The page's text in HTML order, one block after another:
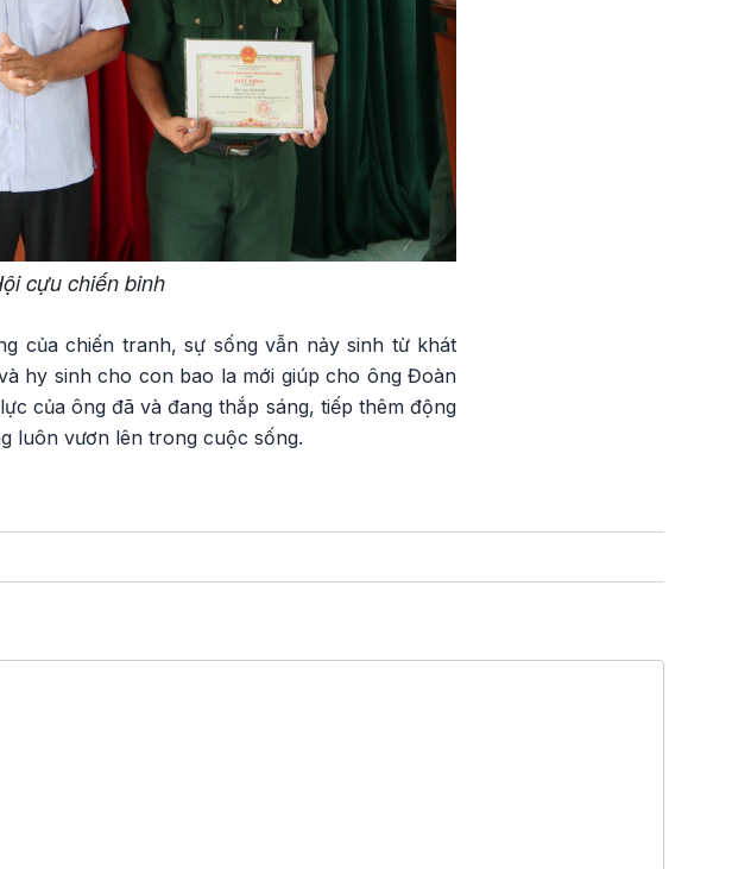
cựu chiến binh
của chiến tranh, sự sống vẫn nảy sinh từ khát
hy sinh cho con bao la mới giúp cho ông Đoàn
của ông đã và đang thắp sáng, tiếp thêm động
luôn vươn lên trong cuộc sống.